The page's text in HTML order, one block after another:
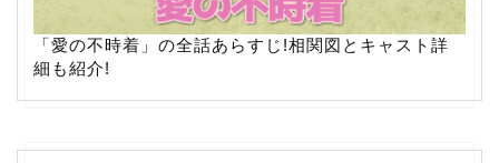
「愛の不時着」の全話あらすじ!相関図とキャスト詳
細も紹介!